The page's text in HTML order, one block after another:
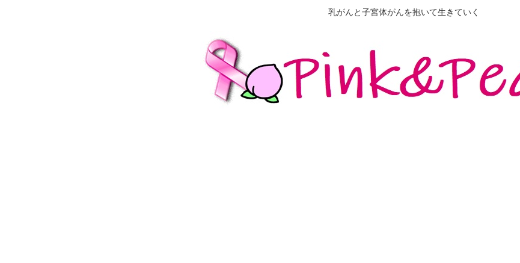
乳がんと子宮体がんを抱いて生きていく